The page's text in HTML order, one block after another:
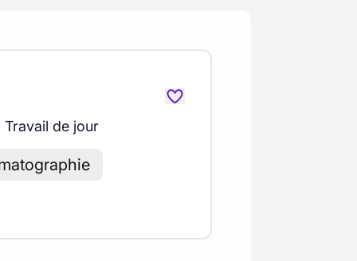
Travail de jour